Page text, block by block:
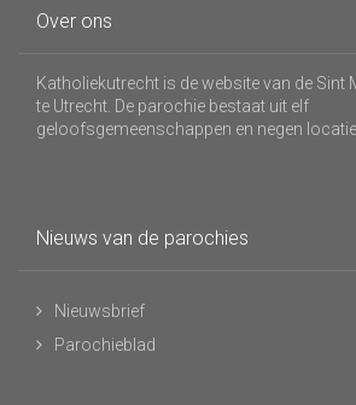
Over ons
Katholiekutrecht is de website van de
te Utrecht. De parochie bestaat uit elf
geloofsgemeenschappen en negen
Nieuws van de parochies
Nieuwsbrief
Parochieblad